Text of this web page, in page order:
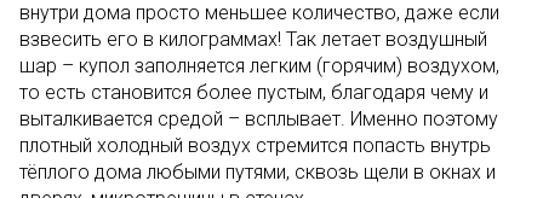
внутри дома просто меньшее количество, даже если
взвесить его в килограммах! Так летает воздушный
шар – купол заполняется легким (горячим) воздухом,
то есть становится более пустым, благодаря чему и
выталкивается средой – всплывает. Именно поэтому
плотный холодный воздух стремится попасть внутрь
тёплого дома любыми путями, сквозь щели в окнах и